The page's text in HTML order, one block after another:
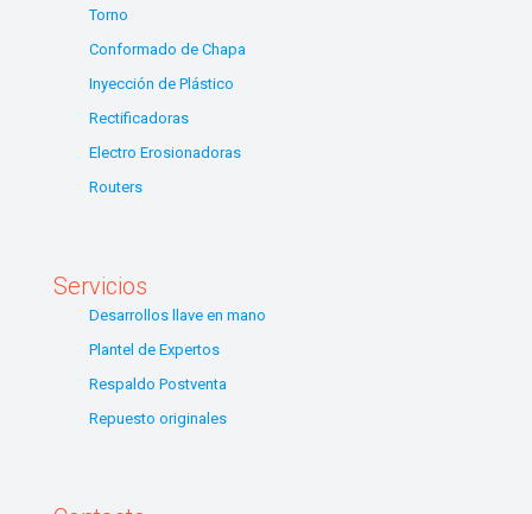
Torno
Conformado de Chapa
Inyección de Plástico
Rectificadoras
Electro Erosionadoras
Routers
Servicios
Desarrollos llave en mano
Plantel de Expertos
Respaldo Postventa
Repuesto originales